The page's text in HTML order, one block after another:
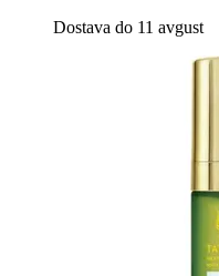
Dostava do 11 avgust